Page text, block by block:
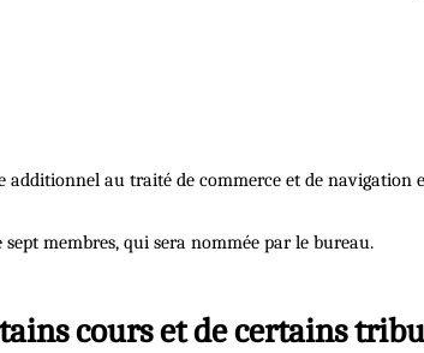
au traité de commerce et de navigation
membres, qui sera nommée par le bureau.
cours et de certains